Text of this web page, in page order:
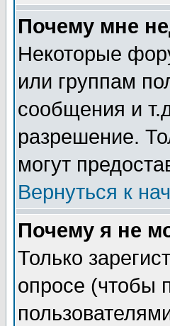
Почему мне
Некоторые
или группам
сообщения и
разрешение.
могут
Вернуться к
Почему я не
Только
опросе (чтобы